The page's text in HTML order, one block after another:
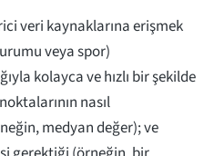
veri kaynaklarına erişmek
veya spor)
kolayca ve hızlı bir şekilde
nasıl
medyan değer); ve